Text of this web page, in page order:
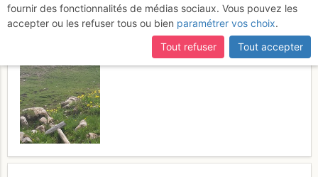
fournir des fonctionnalités de médias sociaux. Vous pouvez les
accepter ou les refuser tous ou bien paramétrer vos choix.
Tout refuser
Tout accepter